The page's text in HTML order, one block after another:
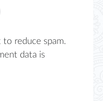
to reduce spam.
data is